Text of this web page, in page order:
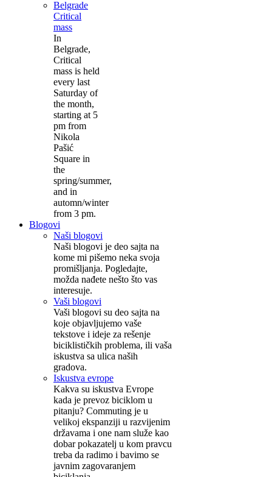
Belgrade
Critical
mass
In
Belgrade,
Critical
mass is held
every last
Saturday of
the month,
starting at 5
pm from
Nikola
Pašić
Square in
the
spring/summer,
and in
automn/winter
from 3 pm.
Blogovi
Naši blogovi
Naši blogovi je deo sajta na
kome mi pišemo neka svoja
promišljanja. Pogledajte,
možda nađete nešto što vas
interesuje.
Vaši blogovi
Vaši blogovi su deo sajta na
koje objavljujemo vaše
tekstove i ideje za rešenje
biciklističkih problema, ili vaša
iskustva sa ulica naših
gradova.
Iskustva evrope
Kakva su iskustva Evrope
kada je prevoz biciklom u
pitanju? Commuting je u
velikoj ekspanziji u razvijenim
državama i one nam služe kao
dobar pokazatelj u kom pravcu
treba da radimo i bavimo se
javnim zagovaranjem